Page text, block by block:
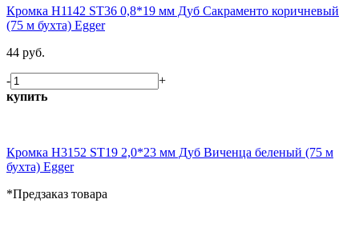
Кромка H1142 ST36 0,8*19 мм Дуб Сакраменто коричневый
(75 м бухта) Egger
44 руб.
-
+
купить
Кромка H3152 ST19 2,0*23 мм Дуб Виченца беленый (75 м
бухта) Egger
*Предзаказ товара